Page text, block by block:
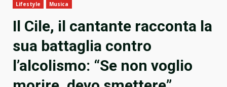
Lifestyle Musica
Il Cile, il cantante racconta la
sua battaglia contro
l’alcolismo: “Se non voglio